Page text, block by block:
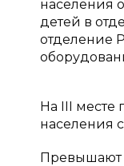
населения
детей в
отделение
На III месте
населения
Превышают